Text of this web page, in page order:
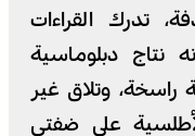
تدرك القراءات
نتاج دبلوماسية
راسخة، وتلاق غير
على ضفتي